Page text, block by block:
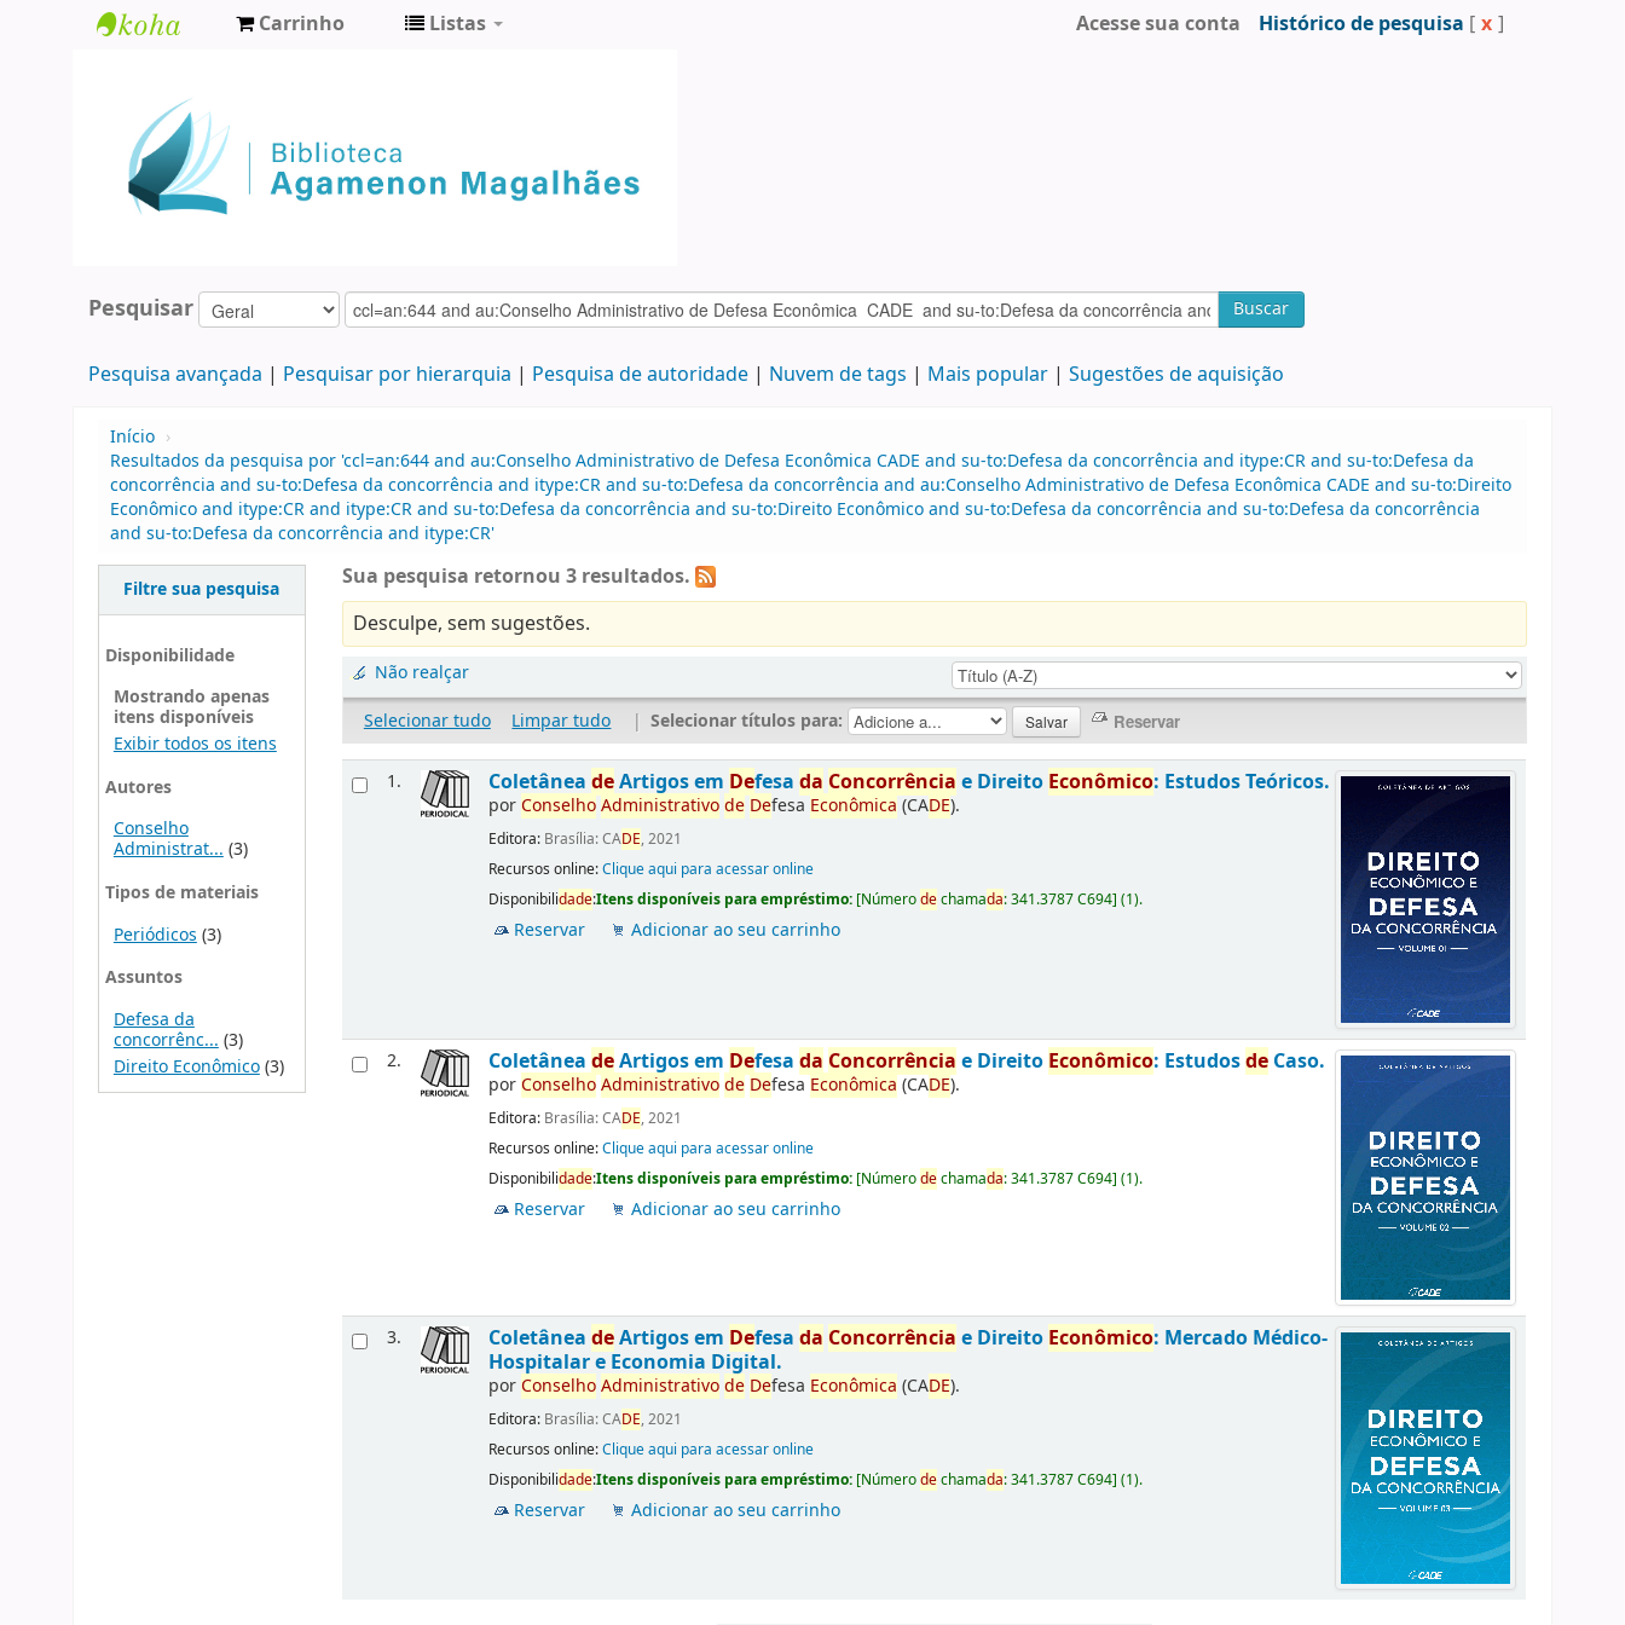
Agamenon
Magalhães
Carrinho Listas Acesse sua conta Histórico de pesquisa [ x ]
Pesquisar Buscar
Pesquisa avançada Pesquisar por hierarquia Pesquisa de autoridade Nuvem de tags Mais popular Sugestões de aquisição
Início ›
Resultados da pesquisa por 'ccl=an:644 and au:Conselho Administrativo de Defesa Econômica CADE and su-to:Defesa da concorrência and itype:CR and su-to:Defesa da
concorrência and su-to:Defesa da concorrência and itype:CR and su-to:Defesa da concorrência and au:Conselho Administrativo de Defesa Econômica CADE and su-to:Direito
Econômico and itype:CR and itype:CR and su-to:Defesa da concorrência and su-to:Direito Econômico and su-to:Defesa da concorrência and su-to:Defesa da concorrência
and su-to:Defesa da concorrência and itype:CR'
Filtre sua pesquisa
Disponibilidade
Mostrando apenas
itens disponíveis
Exibir todos os itens
Autores
Conselho
Administrat...(3)
Tipos de materiais
Periódicos (3)
Assuntos
Defesa da
concorrênc... (3)
Direito Econômico(3)
Sua pesquisa retornou 3 resultados.
Desculpe, sem sugestões.
Não realçar
Selecionar tudo
Limpar tudo | Selecionar títulos para:
1. ColetâneadeArtigos em Defesada Concorrência e Direito Econômico: Estudos Teóricos.
porConselhoAdministrativode Defesa Econômica (CADE).
Editora: Brasília: CADE, 2021
Recursos online:Clique aqui para acessar online
Disponibilidade:Itens disponíveis para empréstimo: [Númerodechamada:341.3787 C694](1).
Reservar Adicionar ao seu carrinho
2. ColetâneadeArtigos em Defesada Concorrência e Direito Econômico: Estudosde Caso.
porConselhoAdministrativode Defesa Econômica (CADE).
Editora: Brasília: CADE, 2021
Recursos online:Clique aqui para acessar online
Disponibilidade:Itens disponíveis para empréstimo: [Númerodechamada:341.3787 C694](1).
Reservar Adicionar ao seu carrinho
3. ColetâneadeArtigos em Defesada Concorrência e Direito Econômico: Mercado Médico-
Hospitalar e Economia Digital.
porConselhoAdministrativode Defesa Econômica (CADE).
Editora: Brasília: CADE, 2021
Recursos online:Clique aqui para acessar online
Disponibilidade:Itens disponíveis para empréstimo: [Númerodechamada:341.3787 C694](1).
Reservar Adicionar ao seu carrinho